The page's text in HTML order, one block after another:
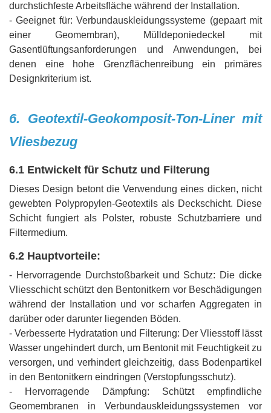
durchstichfeste Arbeitsfläche während der Installation.
- Geeignet für: Verbundauskleidungssysteme (gepaart mit
einer Geomembran), Mülldeponiedeckel mit
Gasentlüftungsanforderungen und Anwendungen, bei
denen eine hohe Grenzflächenreibung ein primäres
Designkriterium ist.
6. Geotextil-Geokomposit-Ton-Liner mit
Vliesbezug
6.1 Entwickelt für Schutz und Filterung
Dieses Design betont die Verwendung eines dicken, nicht
gewebten Polypropylen-Geotextils als Deckschicht. Diese
Schicht fungiert als Polster, robuste Schutzbarriere und
Filtermedium.
6.2 Hauptvorteile:
- Hervorragende Durchstoßbarkeit und Schutz: Die dicke
Vliesschicht schützt den Bentonitkern vor Beschädigungen
während der Installation und vor scharfen Aggregaten in
darüber oder darunter liegenden Böden.
- Verbesserte Hydratation und Filterung: Der Vliesstoff lässt
Wasser ungehindert durch, um Bentonit mit Feuchtigkeit zu
versorgen, und verhindert gleichzeitig, dass Bodenpartikel
in den Bentonitkern eindringen (Verstopfungsschutz).
- Hervorragende Dämpfung: Schützt empfindliche
Geomembranen in Verbundauskleidungssystemen vor